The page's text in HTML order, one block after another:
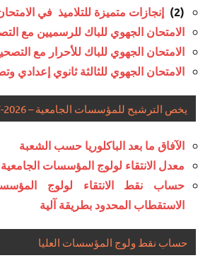
(2)
إنجازات متميزة للتلاميذ في
الامتحان الجهوي للباك للرسميين مع
الامتحان الجهوي للباك للأحرار مع
الامتحان الجهوي للثالثة ثانوي إعدادي
يخص الترشيح للمؤسسات الجامعية – 2026-2027
الآفاق ما بعد الباكلوريا حسب الشعبة
معدل الانتقاء لولوج المؤسسات الجامعية
حساب نقط الانتقاء لولوج
الاستقطاب المحدود بطريقة آلية
حساب نقط ولوج المؤسسات العليا